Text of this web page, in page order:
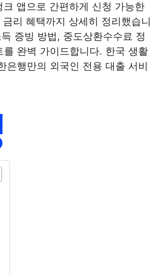
앱으로 간편하게 신청 가능한
리 혜택까지 상세히 정리했습니
증빙 방법, 중도상환수수료 정
완벽 가이드합니다. 한국 생활
은행만의 외국인 전용 대출 서비